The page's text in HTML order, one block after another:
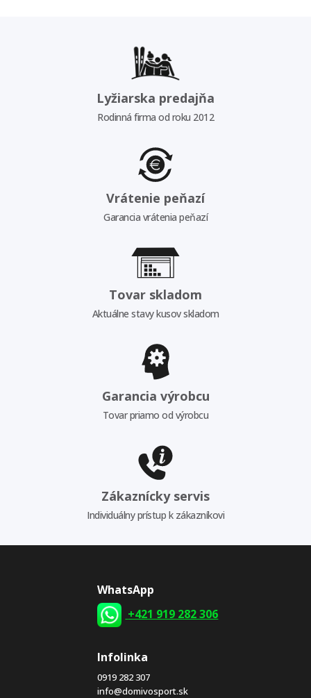
Lyžiarska predajňa
Rodinná firma od roku 2012
Vrátenie peňazí
Garancia vrátenia peňazí
Tovar skladom
Aktuálne stavy kusov skladom
Garancia výrobcu
Tovar priamo od výrobcu
Zákaznícky servis
Individuálny prístup k zákazníkovi
WhatsApp
+421 919 282 306
Infolinka
0919 282 307
info@domivosport.sk